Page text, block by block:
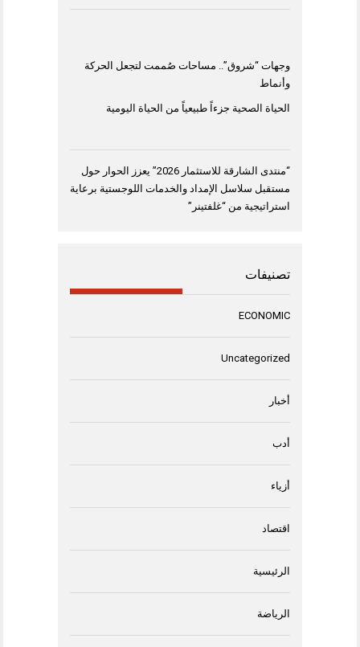
وجهات “شروق”.. مساحات صُممت لتجعل الحركة
وأنماط
الحياة الصحية جزءاً طبيعياً من الحياة اليومية
“منتدى الشارقة للاستثمار 2026” يعزز الحوار حول
مستقبل سلاسل الإمداد والخدمات اللوجستية برعاية
استراتيجية من “غلفتينر”
تصنيفات
ECONOMIC
Uncategorized
أخبار
أدب
أزياء
اقتصاد
الرئيسية
الرياضة